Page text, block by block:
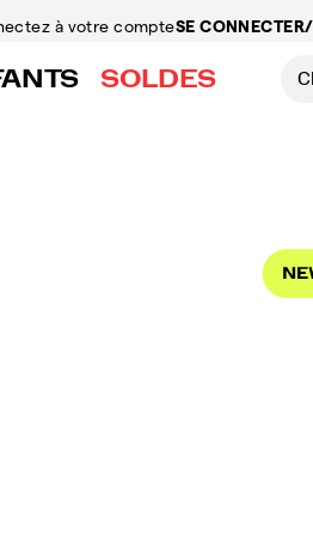
à votre compteSE
SOLDES